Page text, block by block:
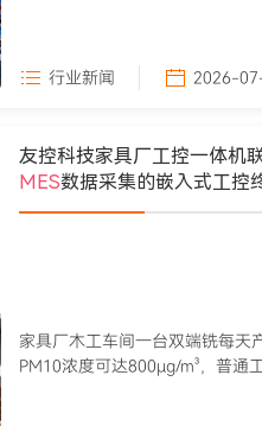
行业新闻 2026-
友控科技家具厂工控一体机
MES数据采集的嵌入式工控
家具厂木工车间一台双端铣每天
PM10浓度可达800μg/m³，普通